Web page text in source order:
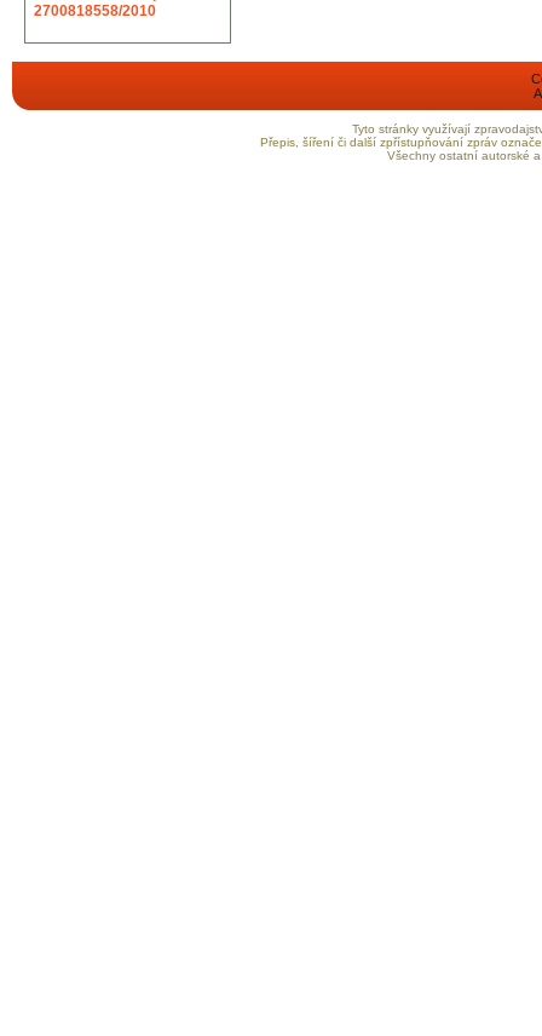
2700818558/2010
Tyto stránky využívají
Přepis, šíření či další zpřístupňování zpráv
Všechny ostatní autorské